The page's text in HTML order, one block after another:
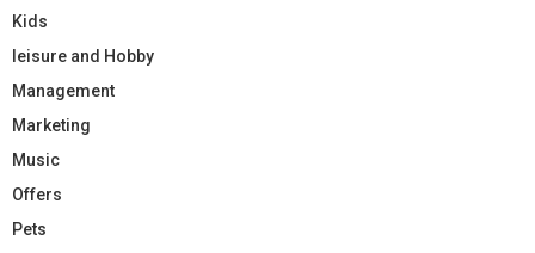
Kids
leisure and Hobby
Management
Marketing
Music
Offers
Pets